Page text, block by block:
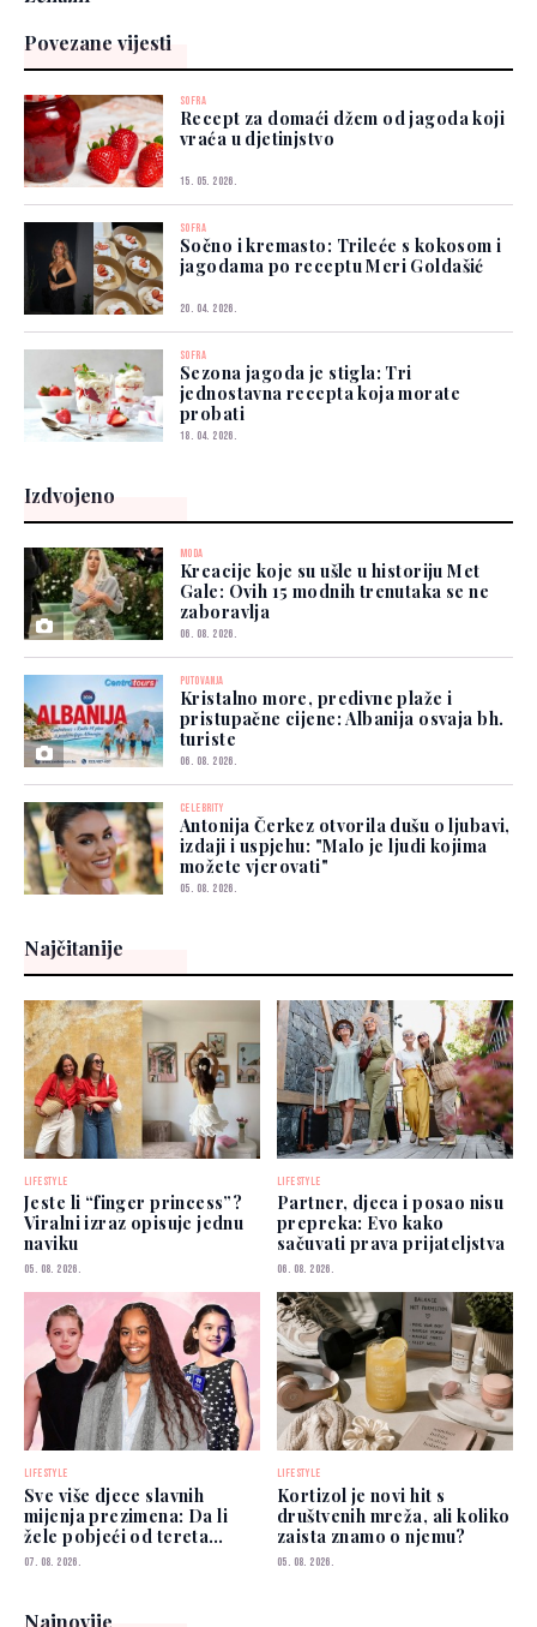
Povezane vijesti
SOFRA
Recept za domaći džem od jagoda koji
vraća u djetinjstvo
15. 05. 2026.
SOFRA
Sočno i kremasto: Trileće s kokosom i
jagodama po receptu Meri Goldašić
20. 04. 2026.
SOFRA
Sezona jagoda je stigla: Tri
jednostavna recepta koja morate
probati
18. 04. 2026.
Izdvojeno
MODA
Kreacije koje su ušle u historiju Met
Gale: Ovih 15 modnih trenutaka se ne
zaboravlja
06. 08. 2026.
PUTOVANJA
Kristalno more, predivne plaže i
pristupačne cijene: Albanija osvaja bh.
turiste
06. 08. 2026.
CELEBRITY
Antonija Čerkez otvorila dušu o ljubavi,
izdaji i uspjehu: "Malo je ljudi kojima
možete vjerovati"
05. 08. 2026.
Najčitanije
LIFESTYLE
Jeste li “finger princess”?
Viralni izraz opisuje jednu
naviku
05. 08. 2026.
LIFESTYLE
Partner, djeca i posao nisu
prepreka: Evo kako
sačuvati prava prijateljstva
06. 08. 2026.
LIFESTYLE
Sve više djece slavnih
mijenja prezimena: Da li
žele pobjeći od tereta
poznatih roditelja?
07. 08. 2026.
LIFESTYLE
Kortizol je novi hit s
društvenih mreža, ali koliko
zaista znamo o njemu?
05. 08. 2026.
Najnovije